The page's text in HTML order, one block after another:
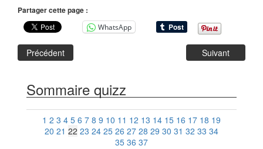
Partager cette page :
WhatsApp
Précédent Suivant
Sommaire quizz
1 2 3 4 5 6 7 8 9 10 11 12 13 14 15 16 17 18 19
20 21 22 23 24 25 26 27 28 29 30 31 32 33 34
35 36 37